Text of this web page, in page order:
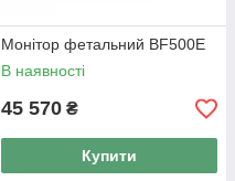
Монітор фетальний BF500Е
В наявності
45 570 ₴
Купити